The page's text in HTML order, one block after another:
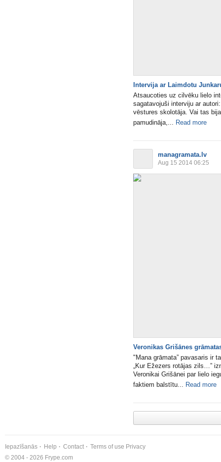
Intervija ar Laimdotu
Atsaucoties uz cilvēku lielo
sagatavojuši interviju ar
vēstures skolotāja. Vai tas
pamudināja,... Read more
managramata.lv
Aug 15 2014 06:25
Veronikas Grišānes
"Mana grāmata” pavasaris ir
„Kur Ežezers rotājas zils…”
Veronikai Grišānei par lielo
faktiem balstītu... Read more
Iepazīšanās Help Contact Terms of use Privacy
© 2004 - 2026 Frype.com